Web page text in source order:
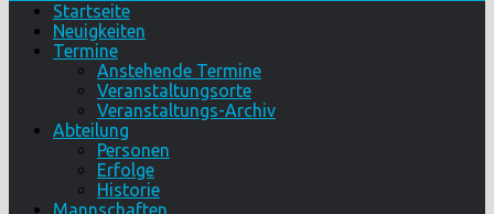
Startseite
Neuigkeiten
Termine
Anstehende Termine
Veranstaltungsorte
Veranstaltungs-Archiv
Abteilung
Personen
Erfolge
Historie
Mannschaften